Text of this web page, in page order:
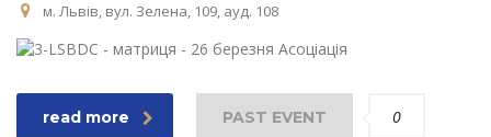
м. Львів, вул. Зелена, 109, ауд. 108
read more PAST EVENT 0